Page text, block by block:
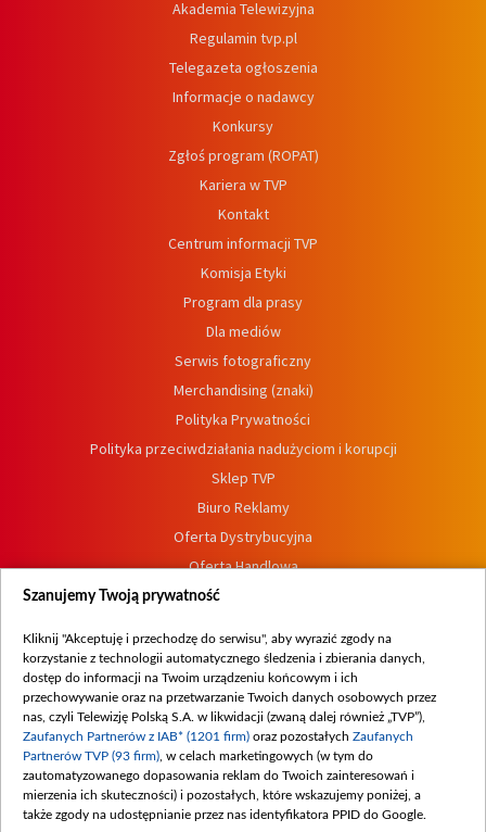
Akademia Telewizyjna
Regulamin tvp.pl
Telegazeta ogłoszenia
Informacje o nadawcy
Konkursy
Zgłoś program (ROPAT)
Kariera w TVP
Kontakt
Centrum informacji TVP
Komisja Etyki
Program dla prasy
Dla mediów
Serwis fotograficzny
Merchandising (znaki)
Polityka Prywatności
Polityka przeciwdziałania nadużyciom i korupcji
Sklep TVP
Biuro Reklamy
Oferta Dystrybucyjna
Oferta Handlowa
Dostępność
Procedura zgłoszeń wewnętrznych
Szanujemy Twoją prywatność
Kliknij "Akceptuję i przechodzę do serwisu", aby wyrazić zgody na
korzystanie z technologii automatycznego śledzenia i zbierania danych,
dostęp do informacji na Twoim urządzeniu końcowym i ich
przechowywanie oraz na przetwarzanie Twoich danych osobowych przez
nas, czyli Telewizję Polską S.A. w likwidacji (zwaną dalej również „TVP”),
Zaufanych Partnerów z IAB* (1201 firm) oraz pozostałych Zaufanych
Partnerów TVP (93 firm) , w celach marketingowych (w tym do
zautomatyzowanego dopasowania reklam do Twoich zainteresowań i
mierzenia ich skuteczności) i pozostałych, które wskazujemy poniżej, a
także zgody na udostępnianie przez nas identyfikatora PPID do Google.